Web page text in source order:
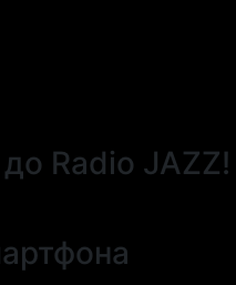
Radio JAZZ!